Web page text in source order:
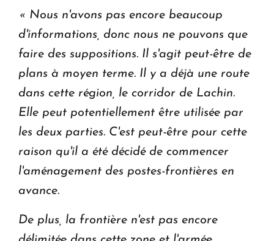
« Nous n'avons pas encore beaucoup
d'informations, donc nous ne pouvons que
faire des suppositions. Il s'agit peut-être de
plans à moyen terme. Il y a déjà une route
dans cette région, le corridor de Lachin.
Elle peut potentiellement être utilisée par
les deux parties. C'est peut-être pour cette
raison qu'il a été décidé de commencer
l'aménagement des postes-frontières en
avance.
De plus, la frontière n'est pas encore